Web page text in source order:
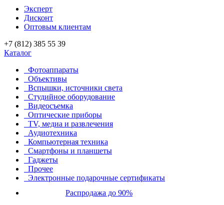
Эксперт
Дисконт
Оптовым клиентам
+7 (812) 385 55 39
Каталог
Фотоаппараты
Объективы
Вспышки, источники света
Студийное оборудование
Видеосъемка
Оптические приборы
TV, медиа и развлечения
Аудиотехника
Компьютерная техника
Смартфоны и планшеты
Гаджеты
Прочее
Электронные подарочные сертификаты
Распродажа до 90%